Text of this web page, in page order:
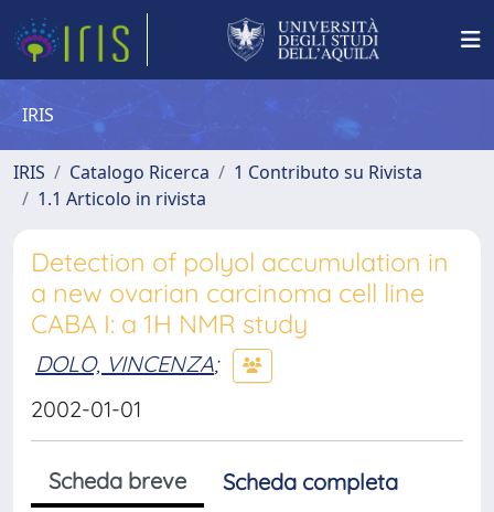
IRIS
IRIS Catalogo Ricerca
1 Contributo su Rivista
1.1 Articolo in rivista
Detection of polyol accumulation in
a new ovarian carcinoma cell line
CABA I: a 1H NMR study
DOLO, VINCENZA;
2002-01-01
Scheda breve
Scheda completa